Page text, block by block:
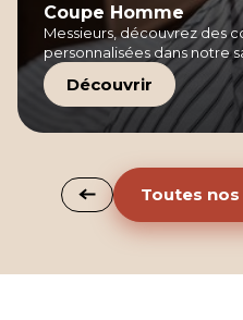
Coupe Homme
Messieurs, découvrez des
personnalisées dans notre
avec des soins
Découvrir
Toutes